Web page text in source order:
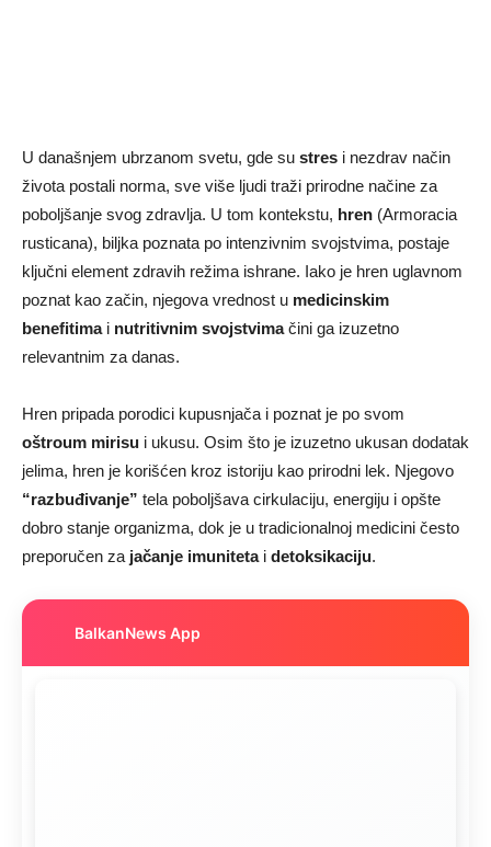
U današnjem ubrzanom svetu, gde su stres i nezdrav način
života postali norma, sve više ljudi traži prirodne načine za
poboljšanje svog zdravlja. U tom kontekstu, hren (Armoracia
rusticana), biljka poznata po intenzivnim svojstvima, postaje
ključni element zdravih režima ishrane. Iako je hren uglavnom
poznat kao začin, njegova vrednost u medicinskim
benefitimai nutritivnim svojstvimačini ga izuzetno
relevantnim za danas.
Hren pripada porodici kupusnjača i poznat je po svom
oštroum mirisu i ukusu. Osim što je izuzetno ukusan dodatak
jelima, hren je korišćen kroz istoriju kao prirodni lek. Njegovo
“razbuđivanje” tela poboljšava cirkulaciju, energiju i opšte
dobro stanje organizma, dok je u tradicionalnoj medicini često
preporučen za jačanje imunitetai detoksikaciju.
BalkanNews App